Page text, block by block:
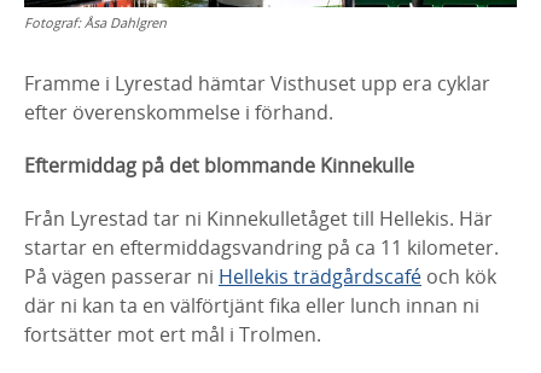
Fotograf: Åsa Dahlgren
Framme i Lyrestad hämtar Visthuset upp era cyklar
efter överenskommelse i förhand.
Eftermiddag på det blommande Kinnekulle
Från Lyrestad tar ni Kinnekulletåget till Hellekis. Här
startar en eftermiddagsvandring på ca 11 kilometer.
På vägen passerar ni Hellekis trädgårdscafé och kök
där ni kan ta en välförtjänt fika eller lunch innan ni
fortsätter mot ert mål i Trolmen.